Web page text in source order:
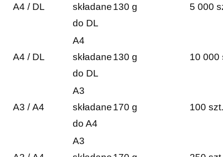
A4 / DL
składane
do DL
130 g 5 000
A4 / DL
A4
składane
do DL
130 g 10 000
A3 / A4
A3
składane
do A4
170 g 100 szt.
A3